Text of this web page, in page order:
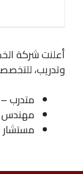
أعلنت شركة
وتدريب،
متدرب
مهندس